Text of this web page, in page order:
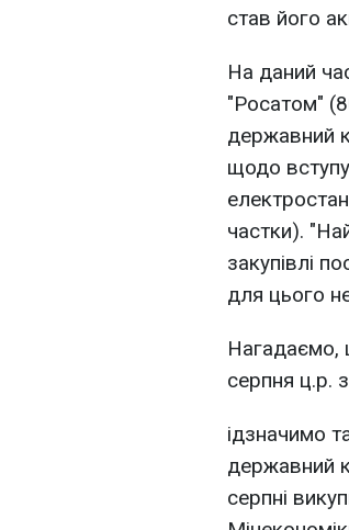
став його
На даний
"Росатом"
державний
щодо
частки).
закупівлі
для цього
Нагадаємо,
серпня ц.р.
ідзначимо
державний
серпні